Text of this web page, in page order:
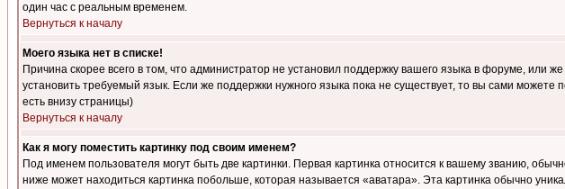
один час с реальным временем.
Вернуться к началу
Моего языка нет в списке!
Причина скорее всего в том, что администратор не установил поддержку вашего языка в форуме,
установить требуемый язык. Если же поддержки нужного языка пока не существует, то вы сами
есть внизу страницы)
Вернуться к началу
Как я могу поместить картинку под своим именем?
Под именем пользователя могут быть две картинки. Первая картинка относится к вашему званию,
ниже может находиться картинка побольше, которая называется «аватара». Эта картинка обычно